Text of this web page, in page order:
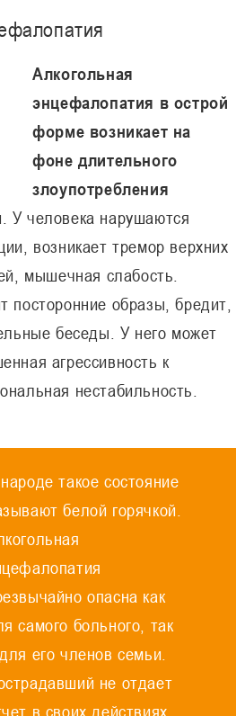
Алкогольная
энцефалопатия в острой
форме возникает на
фоне длительного
злоупотребления
. У человека нарушаются
возникает тремор верхних
мышечная слабость.
посторонние образы, бредит,
беседы. У него может
агрессивность к
нестабильность.
такое состояние
белой горячкой.
опасна как
самого больного, так
его членов семьи.
не отдает
в своих действиях,